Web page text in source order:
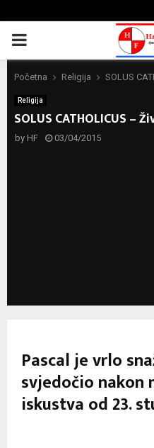
PRIMARY
MENU
Početna Religija SOLUS
Religija
SOLUS CATHOLICUS –
by HF 03/04/2015
Pascal je vrlo
svjedočio nakon
iskustva od 23.